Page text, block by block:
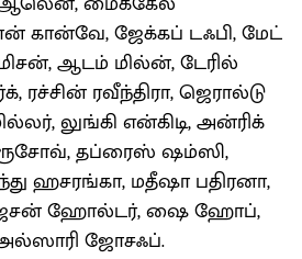
கான்வே, ஜேக்கப் டஃபி, மேட்
ஆடம் மில்ன், டேரில்
ரச்சின் ரவீந்திரா, ஜெரால்டு
லுங்கி என்கிடி, அன்ரிக்
தப்ரைஸ் ஷம்ஸி,
ஹசரங்கா, மதீஷா பதிரனா,
ஹோல்டர், ஷை ஹோப்,
ஜோசஃப்.